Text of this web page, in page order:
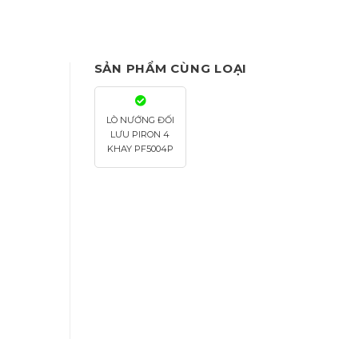
SẢN PHẨM CÙNG LOẠI
LÒ NƯỚNG ĐỐI
LƯU PIRON 4
KHAY PF5004P